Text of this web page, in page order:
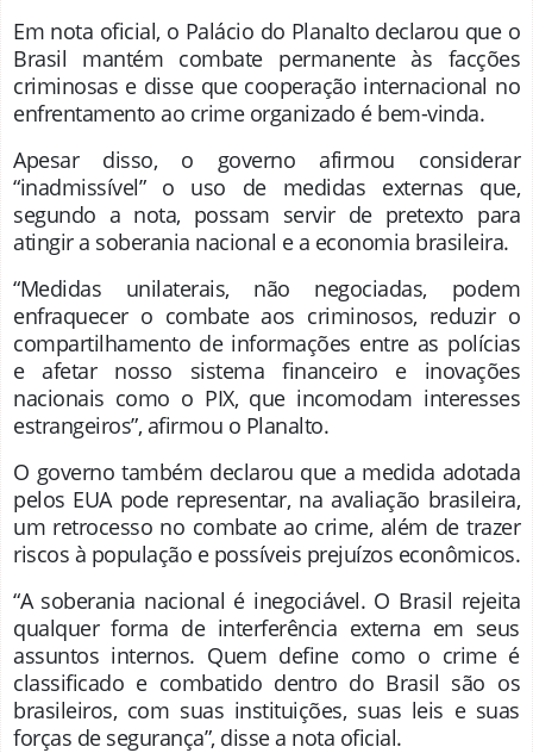
Em nota oficial, o Palácio do Planalto declarou que o
Brasil mantém combate permanente às facções
criminosas e disse que cooperação internacional no
enfrentamento ao crime organizado é bem-vinda.
Apesar disso, o governo afirmou considerar
“inadmissível” o uso de medidas externas que,
segundo a nota, possam servir de pretexto para
atingir a soberania nacional e a economia brasileira.
“Medidas unilaterais, não negociadas, podem
enfraquecer o combate aos criminosos, reduzir o
compartilhamento de informações entre as polícias
e afetar nosso sistema financeiro e inovações
nacionais como o PIX, que incomodam interesses
estrangeiros”, afirmou o Planalto.
O governo também declarou que a medida adotada
pelos EUA pode representar, na avaliação brasileira,
um retrocesso no combate ao crime, além de trazer
riscos à população e possíveis prejuízos econômicos.
“A soberania nacional é inegociável. O Brasil rejeita
qualquer forma de interferência externa em seus
assuntos internos. Quem define como o crime é
classificado e combatido dentro do Brasil são os
brasileiros, com suas instituições, suas leis e suas
forças de segurança”, disse a nota oficial.